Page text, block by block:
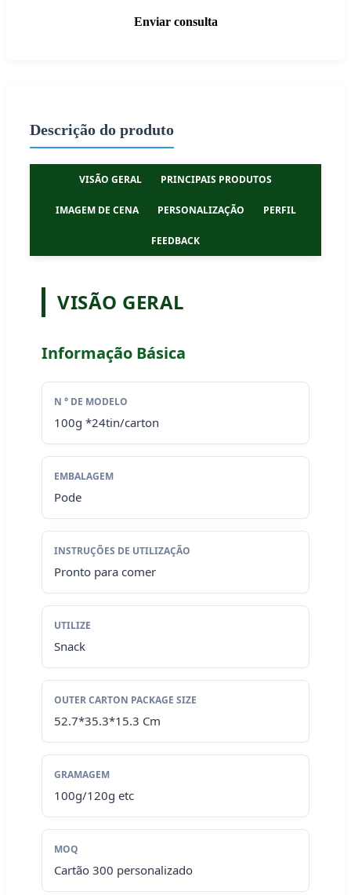
Enviar consulta
Descrição do produto
VISÃO GERAL PRINCIPAIS PRODUTOS
IMAGEM DE CENA PERSONALIZAÇÃO PERFIL
FEEDBACK
VISÃO GERAL
Informação Básica
N ° DE MODELO
100g *24tin/carton
EMBALAGEM
Pode
INSTRUÇÕES DE UTILIZAÇÃO
Pronto para comer
UTILIZE
Snack
OUTER CARTON PACKAGE SIZE
52.7*35.3*15.3 Cm
GRAMAGEM
100g/120g etc
MOQ
Cartão 300 personalizado